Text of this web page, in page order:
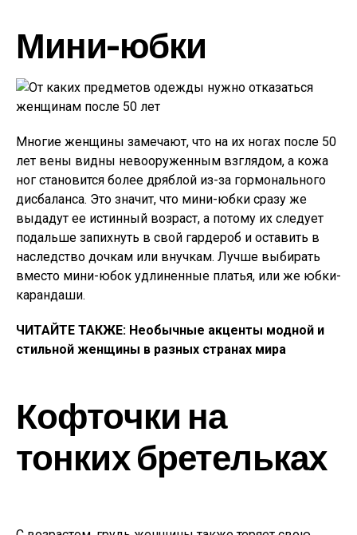
Мини-юбки
Многие женщины замечают, что на их ногах после 50
лет вены видны невооруженным взглядом, а кожа
ног становится более дряблой из-за гормонального
дисбаланса. Это значит, что мини-юбки сразу же
выдадут ее истинный возраст, а потому их следует
подальше запихнуть в свой гардероб и оставить в
наследство дочкам или внучкам. Лучше выбирать
вместо мини-юбок удлиненные платья, или же юбки-
карандаши.
ЧИТАЙТЕ ТАКЖЕ: Необычные акценты модной и
стильной женщины в разных странах мира
Кофточки на
тонких бретельках